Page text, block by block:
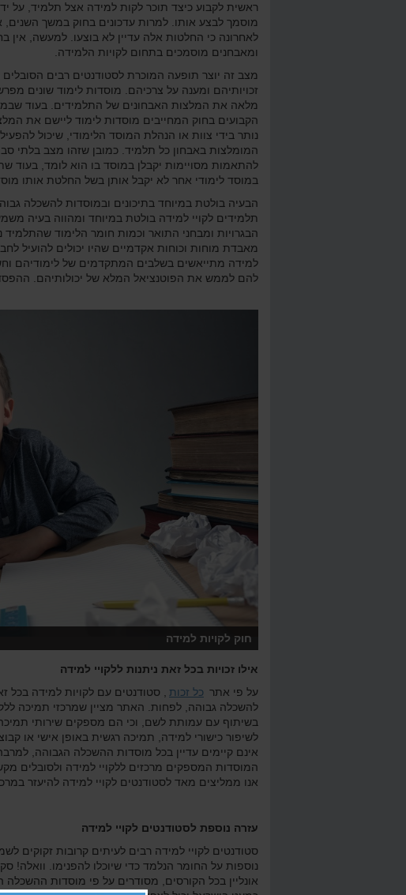
ראשית לקבוע כיצד תוכר לקות למידה אצל תלמיד, על
מוסמך לבצע אותו. למרות עדכונים בחוק במשך
לאחרונה כי החלטות אלה עדיין לא בוצעו. למעשה, אין
ומאבחנים מוסמכים בתחום לקויות הלמידה.
מצב זה יוצר תופעה המוכרת לסטודנטים רבים
זכויותיהם ומענה על צרכיהם. מוסדות לימוד שונים
מלאה את המלצות האבחונים של התלמידים. בעוד
הקבועים בחוק המחייבים מוסדות לימוד ליישם את
נותר בידי צוות או הנהלת המוסד הלימודי, שיכול
המומלצות באבחון כל תלמיד. כמובן שזהו מצב בלתי
להתאמות מסויימות יקבלן במוסד בו הוא לומד, בעוד
במוסד לימודי אחר לא יקבל אותן בשל החלטת אותו
הבעיה בולטת במיוחד בתיכונים ובמוסדות להשכלה
תלמידים לקויי למידה בולטת במיוחד ומהווה בעיה
הבגרויות ומבחני התואר וכמות חומר הלימוד
מאבדת מוחות וכוחות אקדמיים שהיו יכולים להועיל
למידה מתייאשים בשלבים המתקדמים של לימודיהם
להם לממש את הפוטנציאל המלא של יכולותיהם.
חוק לקויות למידה
אילו זכויות בכל זאת ניתנות ללקויי למידה
על פי אתר כל זכות
, סטודנטים עם לקויות למידה בכל
להשכלה גבוהה, לפחות. האתר מציין שמרכזי תמיכה
בשיתוף עם עמותת לשם, וכי הם מספקים שירותי תמיכה
לשיפור כישורי למידה, תמיכה רגשית באופן אישי או
אינם קיימים עדיין בכל מוסדות ההשכלה הגבוהה,
המוסדות המספקים מרכזים ללקויי למידה ולסובלים
אנו ממליצים מאד לסטודנטים לקויי למידה להיעזר
עזרה נוספת לסטודנטים לקויי למידה
סטודנטים לקויי למידה רבים לעיתים קרובות זקוקים
נוספות על החומר הנלמד כדי שיוכלו להפנימו. וואלה!
אונליין בכל הקורסים, מסודרים על פי מוסדות
המחשות
שונים
חיבור וחיסור שברים עשרוניים
מבחן מפמ"ר 2011 מבחן מפמ"ר 2011 שאלה 1
שיטת ההצבה - דוגמאות
טכניקות הוכחה של משפט פיתגורס
איך בונים איך עוזרים לתינוק להירדם?